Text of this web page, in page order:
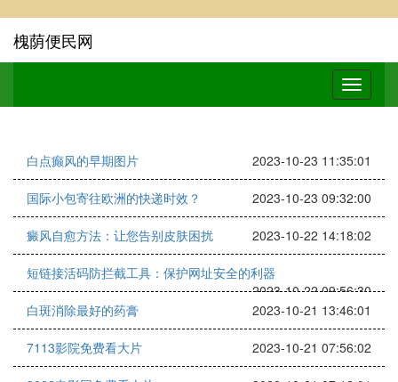
槐荫便民网
白点癫风的早期图片 2023-10-23 11:35:01
国际小包寄往欧洲的快递时效？ 2023-10-23 09:32:00
癜风自愈方法：让您告别皮肤困扰 2023-10-22 14:18:02
短链接活码防拦截工具：保护网址安全的利器
2023-10-22 09:56:30
白斑消除最好的药膏
2023-10-21 13:46:01
7113影院免费看大片 2023-10-21 07:56:02